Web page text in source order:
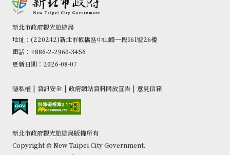
新北市政府觀光旅遊局
地址：(220242)新北市板橋區中山路一段161號26樓
電話：+886-2-2960-3456
更新日期：2026-08-07
隱私權 | 資訊安全 | 政府網站資料開放宣告 | 意見信箱
新北市政府觀光旅遊局版權所有
Copyright © New Taipei City Government.